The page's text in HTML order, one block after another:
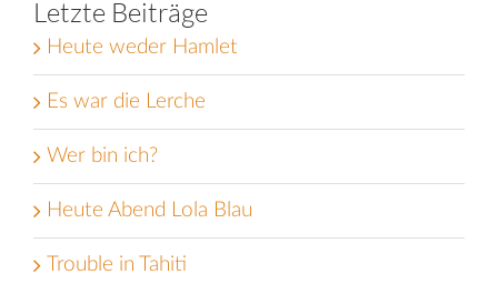
Letzte Beiträge
Heute weder Hamlet
Es war die Lerche
Wer bin ich?
Heute Abend Lola Blau
Trouble in Tahiti